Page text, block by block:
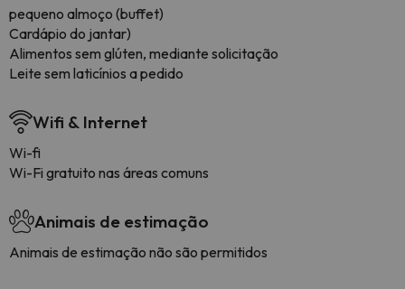
pequeno almoço (buffet)
Cardápio do jantar)
Alimentos sem glúten, mediante solicitação
Leite sem laticínios a pedido
Wifi & Internet
Wi-fi
Wi-Fi gratuito nas áreas comuns
Animais de estimação
Animais de estimação não são permitidos